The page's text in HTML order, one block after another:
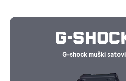
G-shock muški satovi